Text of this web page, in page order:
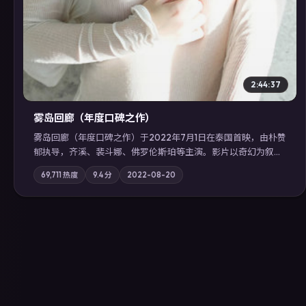
2:44:37
雾岛回廊（年度口碑之作）
雾岛回廊（年度口碑之作）于2022年7月1日在泰国首映，由朴赞
郁执导，齐溪、裴斗娜、佛罗伦斯·珀等主演。影片以奇幻为叙事
主轴，边境小镇的平静被一封匿名信彻底打破；摄影与配乐强化
地域气质；站内亦可通过「国产免费观看高清电视剧在线看」延
展检索同类型高分佳作，畅享高清在线追剧体验。
69,711 热度 9.4分 2022-08-20